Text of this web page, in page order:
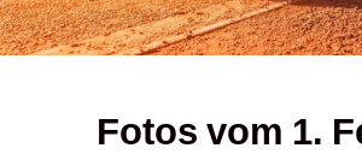
Fotos vom 1.